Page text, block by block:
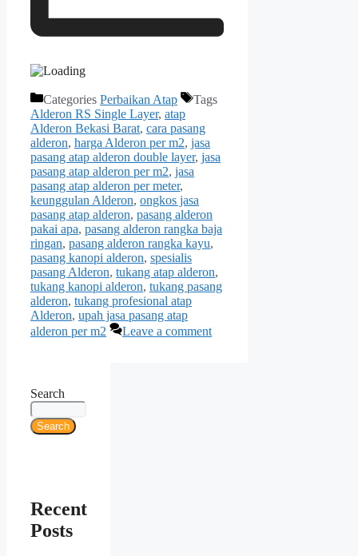
Categories Perbaikan Atap
Tags
Alderon RS Single Layer, atap
Alderon Bekasi Barat, cara pasang
alderon, harga Alderon per m2, jasa
pasang atap alderon double layer, jasa
pasang atap alderon per m2, jasa
pasang atap alderon per meter,
keunggulan Alderon, ongkos jasa
pasang atap alderon, pasang alderon
pakai apa, pasang alderon rangka baja
ringan, pasang alderon rangka kayu,
pasang kanopi alderon, spesialis
pasang Alderon, tukang atap alderon,
tukang kanopi alderon, tukang pasang
alderon, tukang profesional atap
Alderon, upah jasa pasang atap
alderon per m2
Leave a comment
Search
Search
Recent
Posts